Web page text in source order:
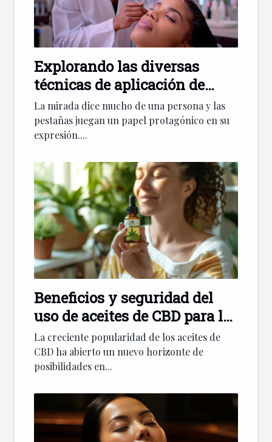
Explorando las diversas
técnicas de aplicación de
extensiones de pestañas
La mirada dice mucho de una persona y las
pestañas juegan un papel protagónico en su
expresión....
Beneficios y seguridad del
uso de aceites de CBD para la
ansiedad
La creciente popularidad de los aceites de
CBD ha abierto un nuevo horizonte de
posibilidades en...